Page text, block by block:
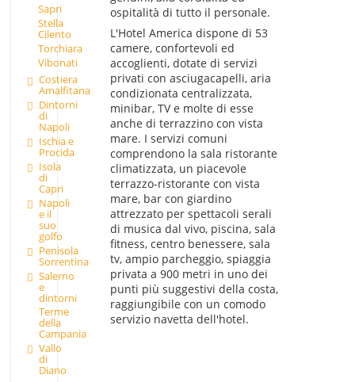
Sapri
Stella
Cilento
Torchiara
Vibonati
Costiera
Amalfitana
Dintorni
di
Napoli
Ischia e
Procida
Isola
di
Capri
Napoli
e il
suo
golfo
Penisola
Sorrentina
Salerno
e
dintorni
Terme
della
Campania
Vallo
di
Diano
ospitalità di tutto il personale.
L'Hotel America dispone di 53
camere, confortevoli ed
accoglienti, dotate di servizi
privati con asciugacapelli, aria
condizionata centralizzata,
minibar, TV e molte di esse
anche di terrazzino con vista
mare. I servizi comuni
comprendono la sala ristorante
climatizzata, un piacevole
terrazzo-ristorante con vista
mare, bar con giardino
attrezzato per spettacoli serali
di musica dal vivo, piscina, sala
fitness, centro benessere, sala
tv, ampio parcheggio, spiaggia
privata a 900 metri in uno dei
punti più suggestivi della costa,
raggiungibile con un comodo
servizio navetta dell'hotel.